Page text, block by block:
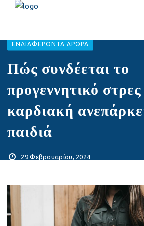
EΝΔΙΑΦΈΡΟΝΤΑ ΆΡΘΡΑ
Πώς συνδέεται το
προγεννητικό
καρδιακή
παιδιά
29 Φεβρουαρίου, 2024